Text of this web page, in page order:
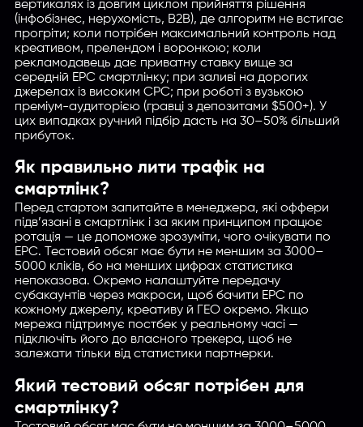
вертикалях із довгим циклом прийняття рішення
(інфобізнес, нерухомість, B2B), де алгоритм не встигає
прогріти; коли потрібен максимальний контроль над
креативом, прелендом і воронкою; коли
рекламодавець дає приватну ставку вище за
середній EPC смартлінку; при заливі на дорогих
джерелах із високим CPC; при роботі з вузькою
преміум-аудиторією (гравці з депозитами $500+). У
цих випадках ручний підбір дасть на 30–50% більший
прибуток.
Як правильно лити трафік на
смартлінк?
Перед стартом запитайте в менеджера, які оффери
підв’язані в смартлінк і за яким принципом працює
ротація — це допоможе зрозуміти, чого очікувати по
EPC. Тестовий обсяг має бути не меншим за 3000–
5000 кліків, бо на менших цифрах статистика
непоказова. Окремо налаштуйте передачу
субакаунтів через макроси, щоб бачити EPC по
кожному джерелу, креативу й ГЕО окремо. Якщо
мережа підтримує постбек у реальному часі —
підключіть його до власного трекера, щоб не
залежати тільки від статистики партнерки.
Який тестовий обсяг потрібен для
смартлінку?